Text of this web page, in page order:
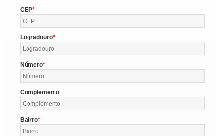
CEP
Logradouro
Número
Complemento
Bairro